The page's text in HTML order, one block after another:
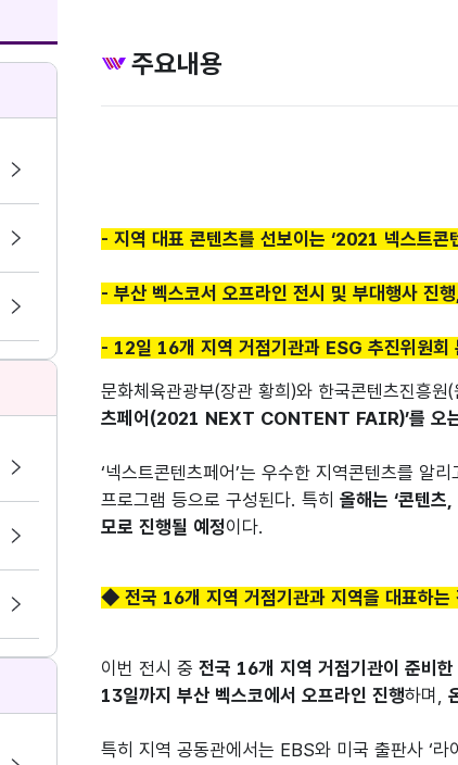
주요내용
- 지역 대표 콘텐츠를 선보이는 ‘2021 넥스트콘
- 부산 벡스코서 오프라인 전시 및 부대행사 진
- 12일 16개 지역 거점기관과 ESG 추진위원
문화체육관광부(장관 황희)와 한국콘텐츠진흥
츠페어(2021 NEXT CONTENT FAIR)’를 오
‘넥스트콘텐츠페어’는 우수한 지역콘텐츠를
프로그램 등으로 구성된다. 특히 올해는 ‘콘텐
모로 진행될 예정이다.
◆ 전국 16개 지역 거점기관과 지역을 대표하는
이번 전시 중 전국 16개 지역 거점기관이 준비
13일까지 부산 벡스코에서 오프라인 진행하며,
특히 지역 공동관에서는 EBS와 미국 출판사 ‘